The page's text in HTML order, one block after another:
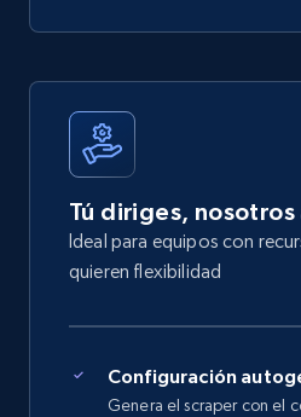
Tú diriges, nosotros
Ideal para equipos con
quieren flexibilidad
Configuración
Genera el scraper con el